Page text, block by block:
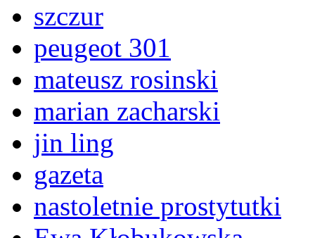
szczur
peugeot 301
mateusz rosinski
marian zacharski
jin ling
gazeta
nastoletnie prostytutki